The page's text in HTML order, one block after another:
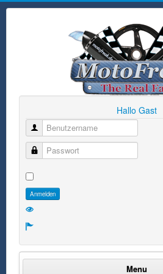
Hallo Gast
Benutzername
Passwort
Anmelden
Menu